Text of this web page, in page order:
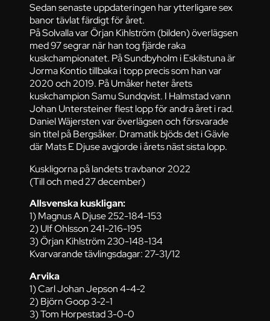
Sedan senaste uppdateringen har ytterligare sex
banor tävlat färdigt för året.
På Solvalla var Örjan Kihlström (bilden) överlägsen
med 97 segrar när han tog fjärde raka
kuskchampionatet. På Sundbyholm i Eskilstuna är
Jorma Kontio tillbaka i topp precis som han var
2020 och 2019. På Umåker heter årets
kuskchampion Samu Sundqvist. I Halmstad vann
Johan Untersteiner flest lopp för andra året i rad.
Daniel Wäjersten var överlägsen och försvarade
sin titel på Bergsåker. Dramatik bjöds det i Gävle
där Mats E Djuse avgjorde i årets näst sista lopp.
Kuskligorna på landets travbanor 2022
(Till och med 27 december)
Allsvenska kuskligan:
1) Magnus A Djuse 252-184-153
2) Ulf Ohlsson 241-216-195
3) Örjan Kihlström 230-148-134
Kvarvarande tävlingsdagar: 27-31/12
Arvika
1) Carl Johan Jepson 4-4-2
2) Björn Goop 3-2-1
3) Tom Horpestad 3-0-0